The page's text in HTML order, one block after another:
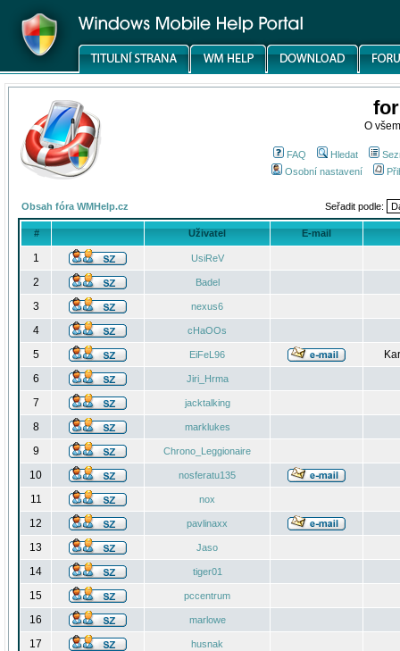
O
FAQ Hledat
Osobní nastavení
Obsah fóra WMHelp.cz Seřadit podle:
# Uživatel E-mail
1 UsiReV
2 Badel
3 nexus6
4 cHaOOs
5 EiFeL96
6
Jiri_Hrma
7 jacktalking
8 marklukes
9 Chrono_Leggionaire
10 nosferatu135
11 nox
12 pavlinaxx
13 Jaso
14 tiger01
15 pccentrum
16 marlowe
17 husnak